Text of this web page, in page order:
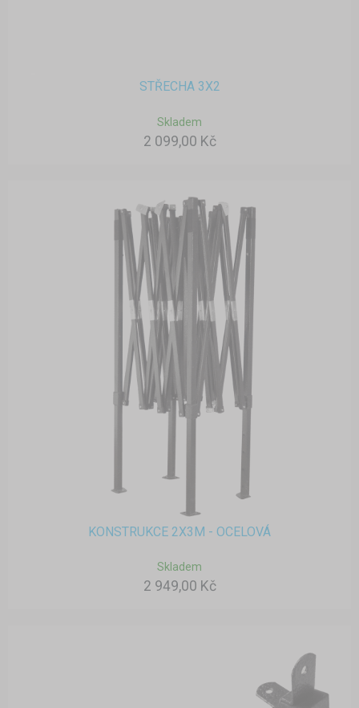
STŘECHA 3X2
Skladem
2 099,00 Kč
KONSTRUKCE 2X3M - OCELOVÁ
Skladem
2 949,00 Kč